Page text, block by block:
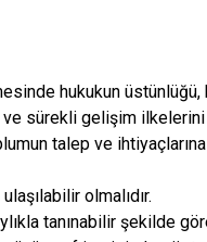
hukukun üstünlüğü,
sürekli gelişim ilkelerini
talep ve
olmalıdır.
tanınabilir şekilde